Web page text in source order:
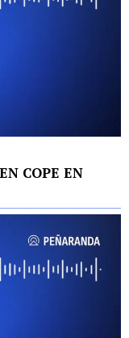
COPE EN